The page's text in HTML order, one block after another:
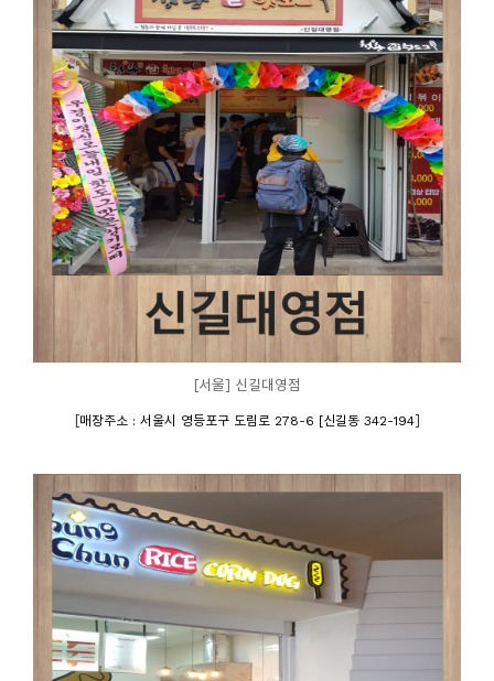
[서울] 신길대영점
[매장주소 : 서울시 영등포구 도림로 278-6 [신길동 342-194]